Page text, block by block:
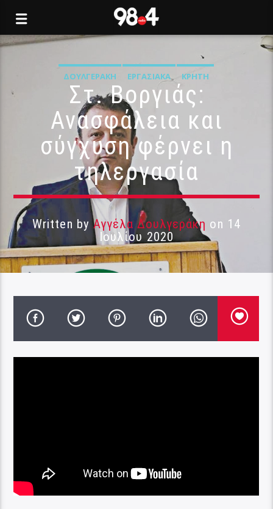
ΔΟΥΛΓΕΡΆΚΗ ΕΡΓΑΣΙΑΚΆ ΚΡΉΤΗ
Στ. Βοργιάς:
Ανασφάλεια και
σύγχυση φέρνει η
τηλεργασία
Written byΑγγέλα Δουλγεράκη on 14
Ιουλίου 2020